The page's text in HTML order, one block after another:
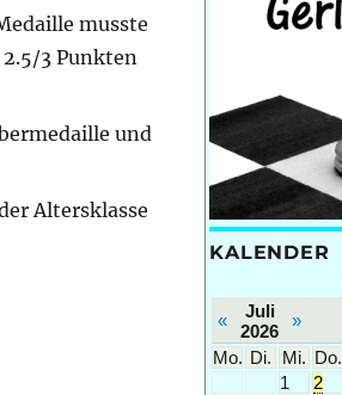
musste
3 Punkten
und
Altersklasse
KALENDER
«
Juli
2026
»
Mo. Di. Mi. Do.
1
2